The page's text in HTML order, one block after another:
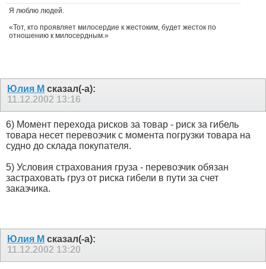
Я люблю людей.
«Тот, кто проявляет милосердие к жестоким, будет жесток по
отношению к милосердным.»
Юлия М сказал(-а):
11.12.2002 13:16
6) Момент перехода рисков за товар - риск за гибель
товара несет перевозчик с момента погрузки товара на
судно до склада покупателя.
5) Условия страхования груза - перевозчик обязан
застраховать груз от риска гибели в пути за счет
заказчика.
Юлия М сказал(-а):
11.12.2002 13:20